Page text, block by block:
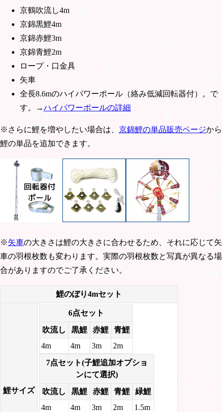
京鶴吹流し4m
京錦黒鯉4m
京錦赤鯉3m
京錦青鯉2m
ロープ・口金具
矢車
全長8.6mのハイパワーポール（絡み低減回転器付）。で
す。→ハイパワーポールの詳細
※さらに鯉を増やしたい場合は、 京錦鯉の単品販売ページから
鯉の単品を追加できます。
※矢車の大きさは鯉の大きさに合わせるため、それに応じて矢
車の羽根枚数も変わります。実際の羽根枚数と写真が異なる場
合がありますのでご了承ください。
鯉のぼり4mセット
鯉サイズ
6点セット
吹流し
黒鯉 赤鯉
青鯉
4m
4m 3m
2m
7点セット(子鯉追加オプショ
ンにて選択)
吹流し
黒鯉 赤鯉 青鯉
緑鯉
4m
4m 3m 2m
1.5m